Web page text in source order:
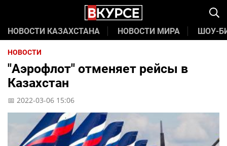
НОВОСТИ КАЗАХСТАНА НОВОСТИ МИРА ШОУ-
НОВОСТИ
"Аэрофлот" отменяет рейсы в
Казахстан
📅 2022-03-06 15:06